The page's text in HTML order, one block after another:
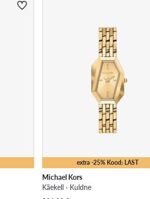
extra -25% Kood: LAST
Michael Kors
Käekell · Kuldne